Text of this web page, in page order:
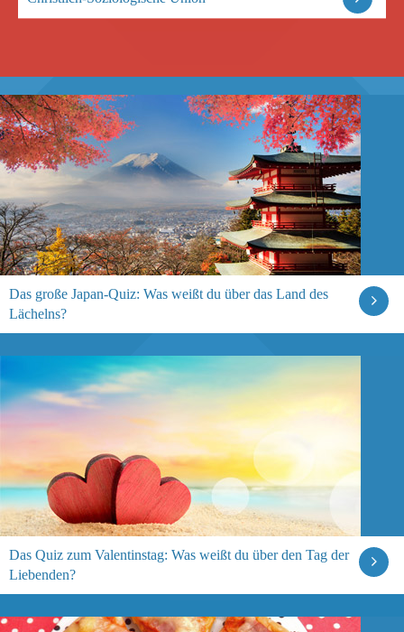
Das große Japan-Quiz: Was weißt du über das Land des
Lächelns?
Das Quiz zum Valentinstag: Was weißt du über den Tag der
Liebenden?